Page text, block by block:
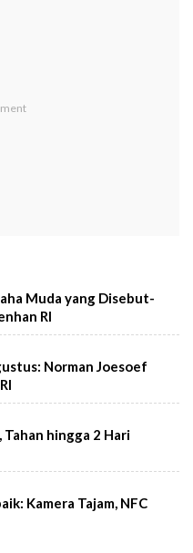
Muda yang Disebut-
RI
Norman Joesoef
hingga 2 Hari
Kamera Tajam, NFC